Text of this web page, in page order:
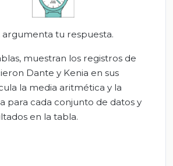
argumenta tu respuesta.
muestran los registros de
Dante y Kenia en sus
la media aritmética y la
para cada conjunto de datos y
en la tabla.